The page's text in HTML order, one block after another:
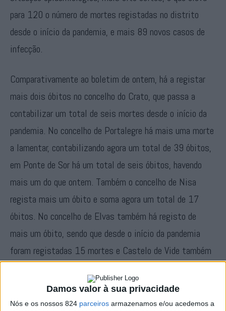
Damos valor à sua privacidade
Nós e os nossos 824 parceiros armazenamos e/ou acedemos a
para 120 o número de mortes registadas no distrito
desde o início da pandemia, e mais 89 novos casos de
infecção.
Comparativamente ao boletim de ontem, há a registar
mais dois óbitos no concelho do Crato, que passa a
contabilizar um total de seis mortes desde o início da
pandemia. No concelho de Portalegre há mais uma morte
a lamentar, contabilizando agora um total de 39 óbitos,
em Ponte de Sor há um total de seis óbitos, havendo
mais um do que ontem. Também o concelho de Nisa
regista mais um óbito e soma agora um total de 17
óbitos. No concelho de Elvas também há registo de
mais um óbito, sendo que desde o início da pandemia
foram registadas 15 mortes e Castelo de Vide também
também há mais uma morte regista nas últimas 24
horas, totalizando agora o concelho cinco mortes